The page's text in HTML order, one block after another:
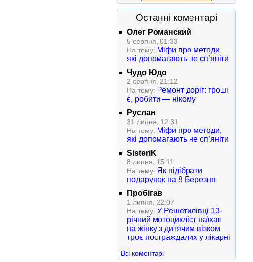
Останні коментарі
Олег Романский
5 серпня, 01:33
На тему: Міфи про методи,
які допомагають не сп’яніти
Чудо Юдо
2 серпня, 21:12
На тему: Ремонт доріг: гроші
є, робити — нікому
Руслан
31 липня, 12:31
На тему: Міфи про методи,
які допомагають не сп’яніти
SisteriK
8 липня, 15:11
На тему: Як підібрати
подарунок на 8 Березня
Пробігав
1 липня, 22:07
На тему: У Решетилівці 13-
річний мотоцикліст наїхав
на жінку з дитячим візком:
троє постраждалих у лікарні
Всі коментарі